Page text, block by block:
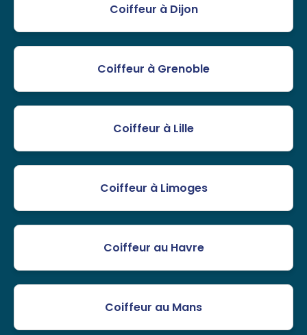
Coiffeur à Dijon
Coiffeur à Grenoble
Coiffeur à Lille
Coiffeur à Limoges
Coiffeur au Havre
Coiffeur au Mans